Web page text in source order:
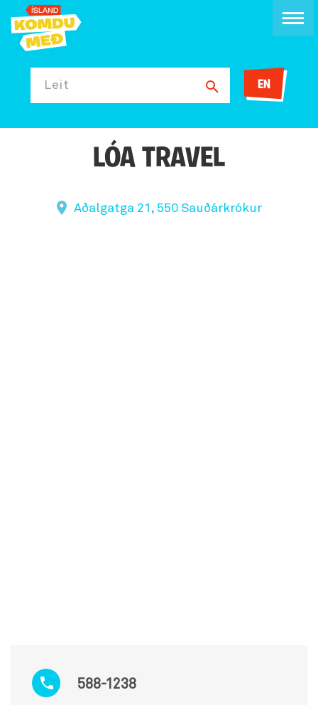
Leit EN
LÓA TRAVEL
Aðalgatga 21, 550 Sauðárkrókur
588-1238